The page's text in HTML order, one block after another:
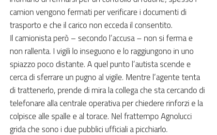
camion vengono fermati per verificare i documenti di
trasporto e che il carico non ecceda il consentito.
Il camionista però – secondo l’accusa – non si ferma e
non rallenta. I vigili lo inseguono e lo raggiungono in uno
spiazzo poco distante. A quel punto l’autista scende e
cerca di sferrare un pugno al vigile. Mentre l’agente tenta
di trattenerlo, prende di mira la collega che sta cercando di
telefonare alla centrale operativa per chiedere rinforzi e la
colpisce alle spalle e al torace. Nel frattempo Agnolucci
grida che sono i due pubblici ufficiali a picchiarlo.